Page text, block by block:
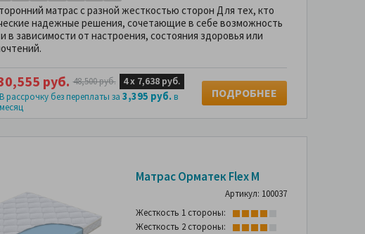
матрас с разной жесткостью сторон Для тех, кто
надежные решения, сочетающие в себе возможность
в зависимости от настроения, состояния здоровья или
руб. 48,500 руб. 4 х 7,638 руб.
В рассрочку без переплаты за 3,395 руб.в
месяц
ПОДРОБНЕЕ
-64%
Матрас Орматек Flex M
Артикул: 100037
Жесткость 1 стороны:
Жесткость 2 стороны: